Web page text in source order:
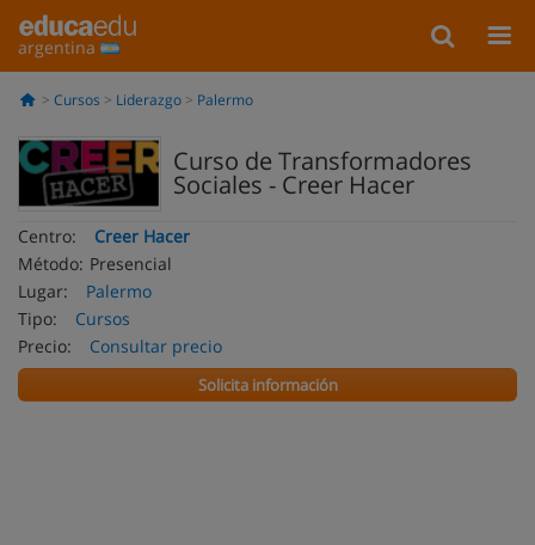
argentina
Cursos Liderazgo Palermo
Curso de Transformadores
Sociales - Creer Hacer
Centro:
Creer Hacer
Método: Presencial
Lugar:
Palermo
Tipo:
Cursos
Precio:
Consultar precio
Solicita información